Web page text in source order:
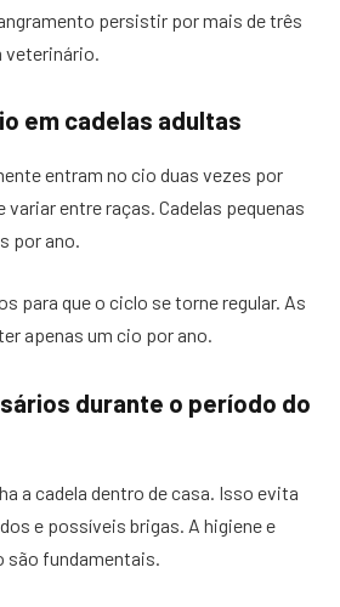
persistir por mais de três
em cadelas adultas
entram no cio duas vezes por
variar entre raças. Cadelas pequenas
por ano.
para que o ciclo se torne regular. As
apenas um cio por ano.
durante o período do
a cadela dentro de casa. Isso evita
e possíveis brigas. A higiene e
são fundamentais.